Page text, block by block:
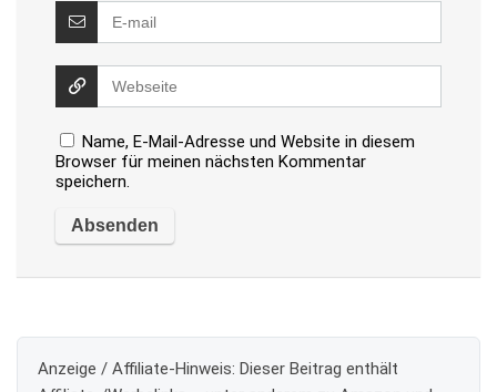
Name, E-Mail-Adresse und Website in diesem
Browser für meinen nächsten Kommentar
speichern.
Anzeige / Affiliate-Hinweis: Dieser Beitrag enthält